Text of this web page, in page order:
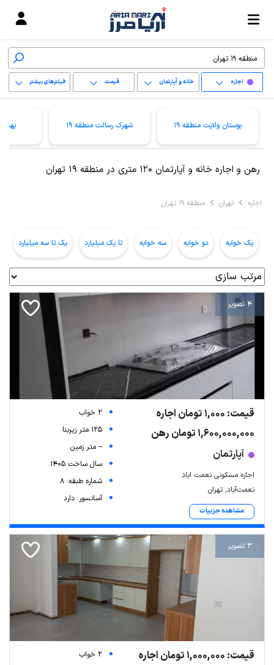
اجاره خانه و آپارتمان قیمت فیلترهای بیشتر
پاک کردن محدوده
بوستان ولایت منطقه 19 شهرک رسالت منطقه 19
رهن و اجاره خانه و آپارتمان 120 متری در منطقه 19 تهران
اجاره تهران منطقه 19 تهران
یک خوابه دو خوابه سه خوابه تا یک میلیارد یک تا سه میلیارد
4 تصویر
قیمت: 1,000 تومان اجاره
1,600,000,000 تومان رهن
آپارتمان
اجاره مسکونی نعمت اباد
نعمت‌آباد, تهران
مشاهده جزییات
2 خواب
125 متر زیربنا
-- متر زمین
سال ساخت 1405
شماره طبقه: 8
آسانسور: دارد
3 تصویر
قیمت: 1,000,000 تومان اجاره
2 خواب